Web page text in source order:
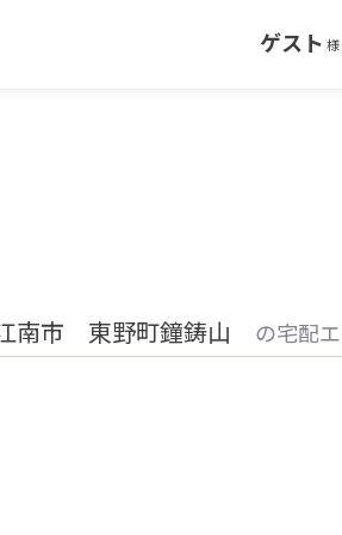
ゲスト 様
南市 東野町鐘鋳山 の宅配